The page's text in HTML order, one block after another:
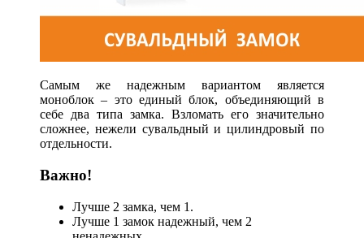
Самым же надежным вариантом является
моноблок – это единый блок, объединяющий в
себе два типа замка. Взломать его значительно
сложнее, нежели сувальдный и цилиндровый по
отдельности.
Важно!
Лучше 2 замка, чем 1.
Лучше 1 замок надежный, чем 2